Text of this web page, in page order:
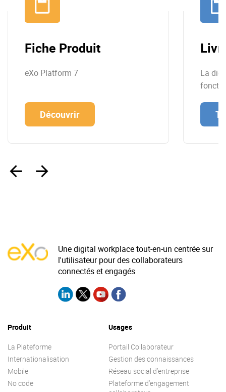
Fiche Produit
eXo Platform 7
Découvrir
La
Une digital workplace tout-en-un centrée sur
l'utilisateur pour des collaborateurs
connectés et engagés
Produit
La Plateforme
Internationalisation
Mobile
No code
Usages
Portail Collaborateur
Gestion des connaissances
Réseau social d’entreprise
Plateforme d’engagement